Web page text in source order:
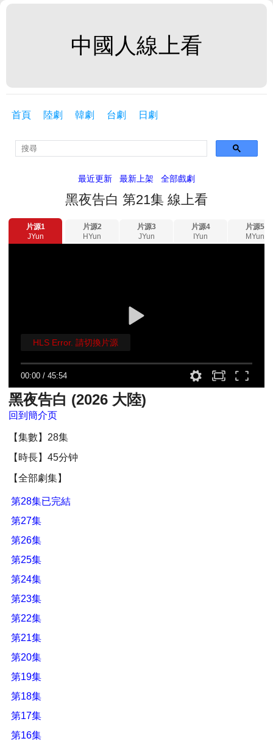
中國人線上看
首頁 陸劇 韓劇 台劇 日劇
最近更新 最新上架 全部戲劇
黑夜告白 第21集 線上看
片源1
JYun
片源2
HYun
片源3
JYun
片源4
IYun
片源5
MYun
00:00 /45:54
HLS Error. 請切換片源
黑夜告白 (2026 大陸)
回到簡介页
【集數】28集
【時長】45分钟
【全部劇集】
第28集已完結
第27集
第26集
第25集
第24集
第23集
第22集
第21集
第20集
第19集
第18集
第17集
第16集